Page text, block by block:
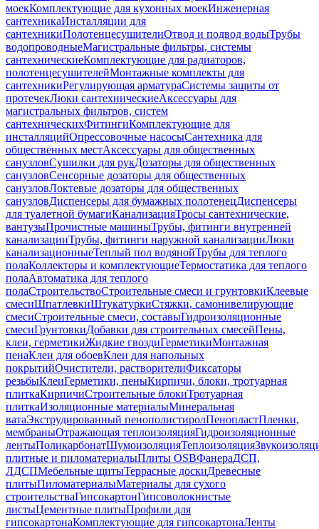
моекКомплектующие для кухонных моекИнженерная
сантехникаИнсталляции для
сантехникиПолотенцесушителиОтвод и подвод водыТрубы
водопроводныеМагистральные фильтры, системы
сантехническиеКомплектующие для радиаторов,
полотенцесушителейМонтажные комплекты для
сантехникиРегулирующая арматураСистемы защиты от
протечекЛюки сантехническиеАксессуары для
магистральных фильтров, систем
сантехническихФитингиКомплектующие для
инсталляцийОпрессовочные насосыСантехника для
общественных местАксессуары для общественных
санузловСушилки для рукДозаторы для общественных
санузловСенсорные дозаторы для общественных
санузловЛоктевые дозаторы для общественных
санузловДиспенсеры для бумажных полотенецДиспенсеры
для туалетной бумагиКанализацияТросы сантехнические,
вантузыПрочистные машиныТрубы, фитинги внутренней
канализацииТрубы, фитинги наружной канализацииЛюки
канализационныеТеплый пол водянойТрубы для теплого
полаКоллекторы и комплектующиеТермостатика для теплого
полаАвтоматика для теплого
полаСтроительствоСтроительные смеси и грунтовкиКлеевые
смесиШпатлевкиШтукатуркиСтяжки, самонивелирующие
смесиСтроительные смеси, составыГидроизоляционные
смесиГрунтовкиДобавки для строительных смесейПены,
клеи, герметикиЖидкие гвоздиГерметикиМонтажная
пенаКлеи для обоевКлеи для напольных
покрытийОчистители, растворителиФиксаторы
резьбыКлеиГерметики, пеныКирпичи, блоки, тротуарная
плиткаКирпичиСтроительные блокиТротуарная
плиткаИзоляционные материалыМинеральная
ватаЭкструдированный пенополистиролПенопластПленки,
мембраныОтражающая теплоизоляцияГидроизоляционные
лентыПоликарбонатШумоизоляцияТеплоизоляция
плитные и пиломатериалыПлиты OSBФанераДСП,
ЛДСПМебельные щитыТеррасные доскиДревесные
плитыПиломатериалыМатериалы для сухого
строительстваГипсокартонГипсоволокнистые
листыЦементные плитыПрофили для
гипсокартонаКомплектующие для гипсокартонаЛенты